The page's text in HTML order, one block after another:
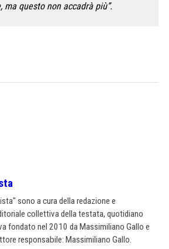
ma questo non accadrà più”.
sono a cura della redazione e
collettiva della testata, quotidiano
fondato nel 2010 da Massimiliano Gallo e
responsabile: Massimiliano Gallo.